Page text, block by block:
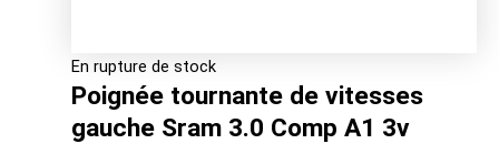
En rupture de stock
Poignée tournante de vitesses
gauche Sram 3.0 Comp A1 3v